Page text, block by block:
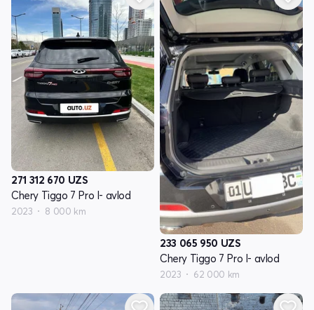
271 312 670 UZS
Chery Tiggo 7 Pro I- avlod
2023 8 000 km
233 065 950 UZS
Chery Tiggo 7 Pro I- avlod
2023 62 000 km